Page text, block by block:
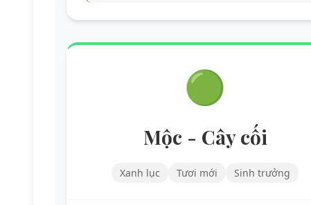
🟢
Mộc - Cây cối
Xanh lục Tươi mới Sinh trưởng